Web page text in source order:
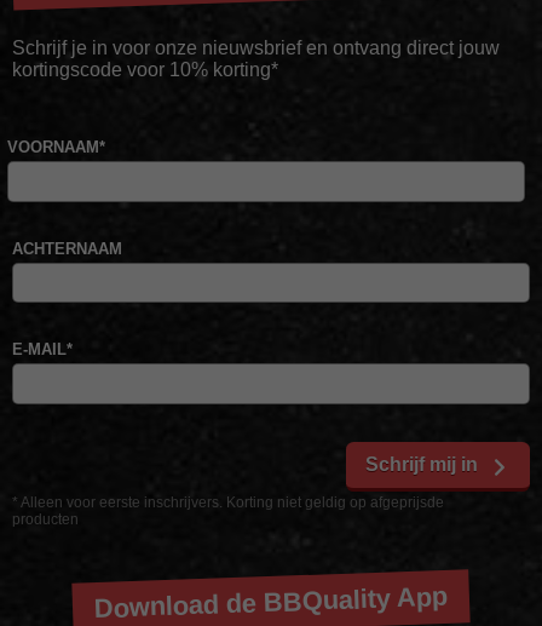
Schrijf je in voor onze nieuwsbrief en ontvang direct jouw
kortingscode voor 10% korting*
* Alleen voor eerste inschrijvers. Korting niet geldig op afgeprijsde
producten
VOORNAAM*
ACHTERNAAM
E-MAIL*
Schrijf mij in
Download de BBQuality App